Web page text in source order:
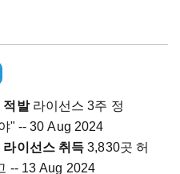
적발라이선스 3주 정
" -- 30 Aug 2024
라이선스 취득3,830곳 허
-- 13 Aug 2024